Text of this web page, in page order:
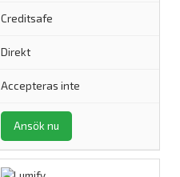
Creditsafe
Direkt
Accepteras inte
Ansök nu